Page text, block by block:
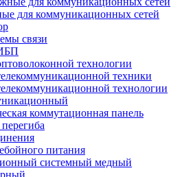
для коммуникационных сетей
связи
технологии
техники
технологии
коммутационная панель
питания
системный медный